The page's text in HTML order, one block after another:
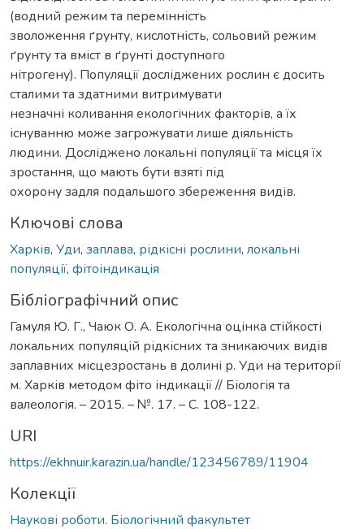
(водний режим та перемінність
зволоження ґрунту, кислотність, сольовий режим
ґрунту та вміст в ґрунті доступного
нітрогену). Популяції досліджених рослин є досить
сталими та здатними витримувати
незначні коливання екологічних факторів, а їх
існуванню може загрожувати лише діяльність
людини. Досліджено локальні популяції та місця їх
зростання, що мають бути взяті під
охорону задля подальшого збереження видів.
Ключові слова
Харків, Уди, заплава, рідкісні рослини, локальні
популяції, фітоіндикація
Бібліографічний опис
Гамуля Ю. Г., Чаюк О. А. Екологічна оцінка стійкості
локальних популяцій рідкісних та зникаючих видів
заплавних місцезростань в долині р. Уди на території
м. Харків методом фіто індикації // Біологія та
валеологія. – 2015. – №. 17. – С. 108-122.
URI
https://ekhnuir.karazin.ua/handle/123456789/11904
Колекції
Наукові роботи. Біологічний факультет